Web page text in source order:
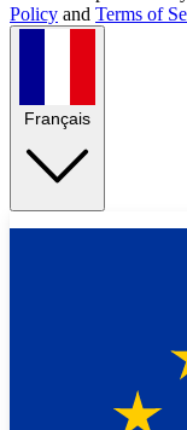
Policy and Terms of
Français